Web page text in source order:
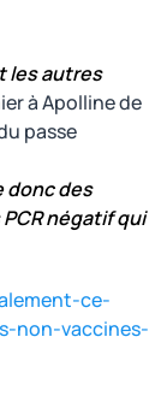
les autres
à Apolline de
passe
donc des
négatif qui
ce-
non-vaccines-